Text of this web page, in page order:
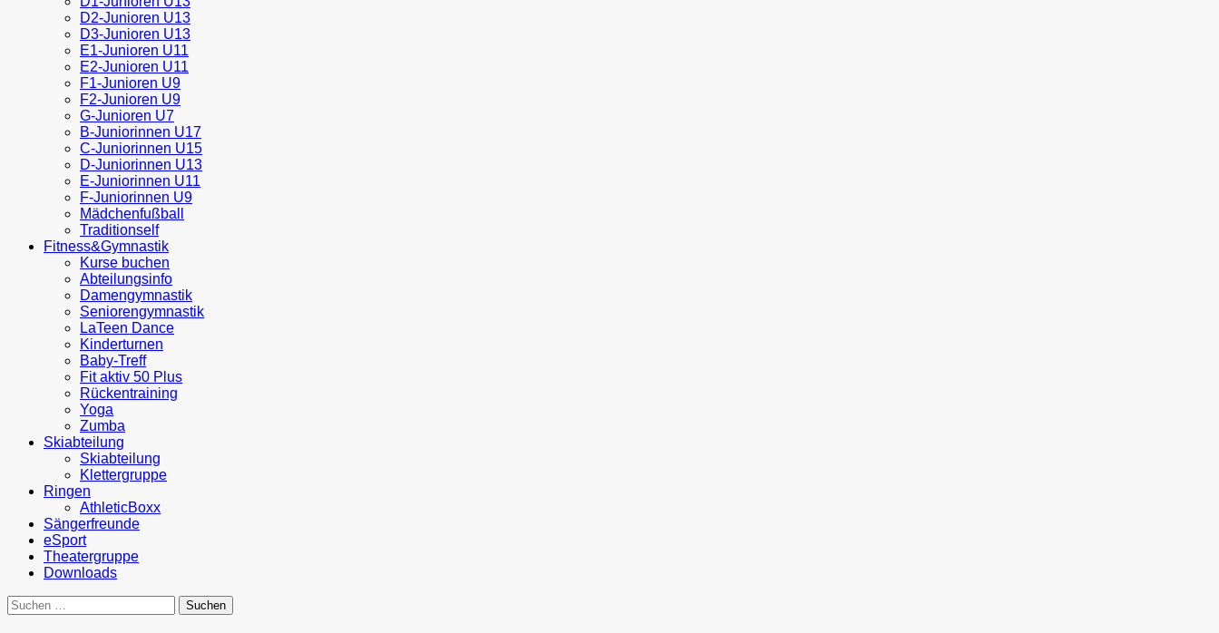
D2-Junioren U13
D3-Junioren U13
E1-Junioren U11
E2-Junioren U11
F1-Junioren U9
F2-Junioren U9
G-Junioren U7
B-Juniorinnen U17
C-Juniorinnen U15
D-Juniorinnen U13
E-Juniorinnen U11
F-Juniorinnen U9
Mädchenfußball
Traditionself
Fitness&Gymnastik
Kurse buchen
Abteilungsinfo
Damengymnastik
Seniorengymnastik
LaTeen Dance
Kinderturnen
Baby-Treff
Fit aktiv 50 Plus
Rückentraining
Yoga
Zumba
Skiabteilung
Skiabteilung
Klettergruppe
Ringen
AthleticBoxx
Sängerfreunde
eSport
Theatergruppe
Downloads
Suchen
nach: